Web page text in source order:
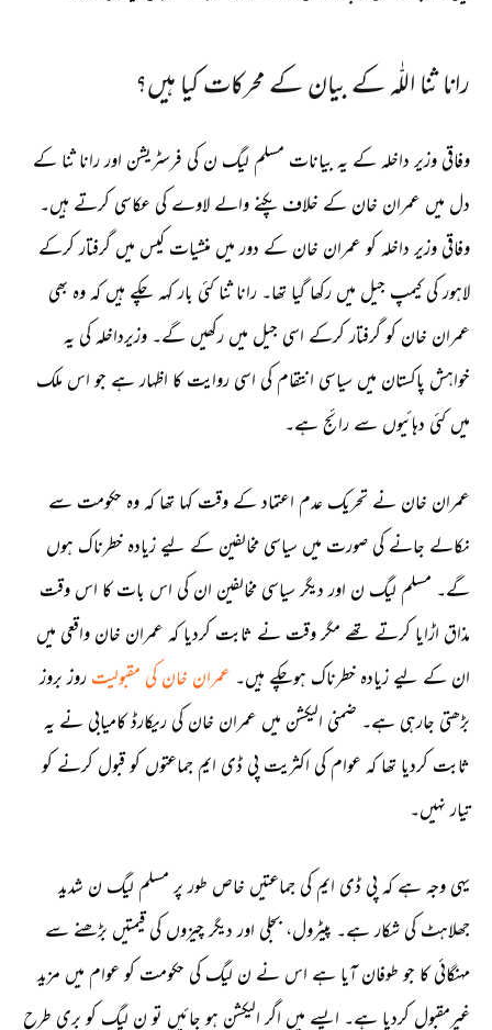
رانا ثنا اللّٰہ کے بیان کے محرکات کیا ہیں؟
وفاقی وزیر داخلہ کے یہ بیانات مسلم لیگ ن کی فرسٹریشن اور رانا ثنا کے
دل میں عمران خان کے خلاف پکنے والے لاوے کی عکاسی کرتے ہیں۔
وفاقی وزیر داخلہ کو عمران خان کے دور میں منشیات کیس میں گرفتار کرکے
لاہور کی کیمپ جیل میں رکھا گیا تھا۔ رانا ثنا کئی بار کہہ چکے ہیں کہ وہ بھی
عمران خان کو گرفتار کرکے اسی جیل میں رکھیں گے۔ وزیرداخلہ کی یہ
خواہش پاکستان میں سیاسی انتقام کی اسی روایت کا اظہار ہے جو اس ملک
میں کئی دہائیوں سے رائج ہے۔
عمران خان نے تحریک عدم اعتماد کے وقت کہا تھا کہ وہ حکومت سے
نکالے جانے کی صورت میں سیاسی مخالفین کے لیے زیادہ خطرناک ہوں
گے۔ مسلم لیگ ن اور دیگر سیاسی مخالفین ان کی اس بات کا اس وقت
مذاق اڑایا کرتے تھے مگر وقت نے ثابت کردیا کہ عمران خان واقعی میں
ان کے لیے زیادہ خطرناک ہوچکے ہیں۔ عمران خان کیمقبولیتروز بروز
بڑھتی جارہی ہے۔ ضمنی الیکشن میں عمران خان کی ریکارڈ کامیابی نے یہ
ثابت کردیا تھا کہ عوام کی اکثریت پی ڈی ایم جماعتوں کو قبول کرنے کو
تیار نہیں۔
یہی وجہ ہے کہ پی ڈی ایم کی جماعتیں خاص طور پر مسلم لیگ ن شدید
جھلاہٹ کی شکار ہے۔ پیٹرول، بجلی اور دیگر چیزوں کی قیمتیں بڑھنے سے
مہنگائی کا جو طوفان آیا ہے اس نے ن لیگ کی حکومت کو عوام میں مزید
غیرمقبول کردیا ہے۔ ایسے میں اگر الیکشن ہو جائیں تو ن لیگ کو بری طرح